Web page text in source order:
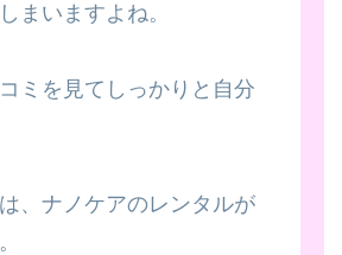
まいますよね。
ミを見てしっかりと自分
、ナノケアのレンタルが